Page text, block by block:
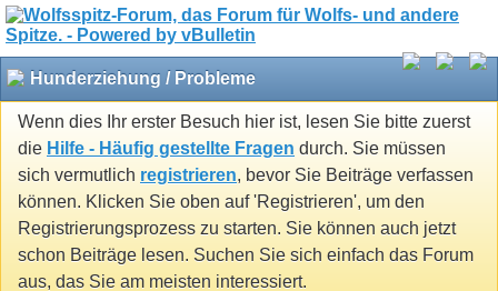
Hunderziehung / Probleme
Wenn dies Ihr erster Besuch hier ist, lesen Sie bitte zuerst
die Hilfe - Häufig gestellte Fragen durch. Sie müssen
sich vermutlich registrieren, bevor Sie Beiträge verfassen
können. Klicken Sie oben auf 'Registrieren', um den
Registrierungsprozess zu starten. Sie können auch jetzt
schon Beiträge lesen. Suchen Sie sich einfach das Forum
aus, das Sie am meisten interessiert.